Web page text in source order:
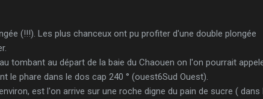
(!!!). Les plus chanceux ont pu profiter d'une double plongée
tombant au départ de la baie du Chaouen on l'on pourrait
le phare dans le dos cap 240 ° (ouest6Sud Ouest).
est l'on arrive sur une roche digne du pain de sucre ( dans